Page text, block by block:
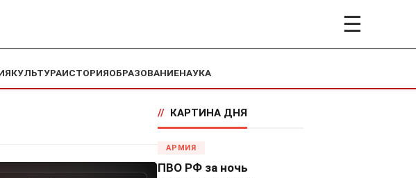
☰
КУЛЬТУРАИСТОРИЯОБРАЗОВАНИЕНАУКА
// КАРТИНА ДНЯ
АРМИЯ
ПВО РФ за ночь